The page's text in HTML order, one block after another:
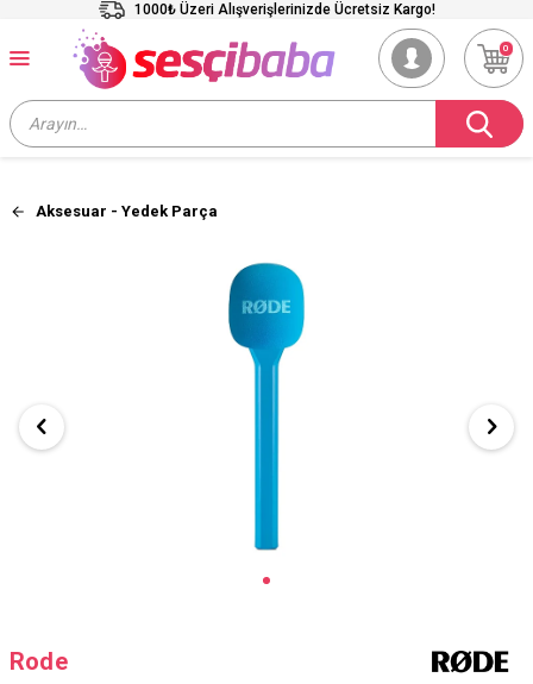
1000₺ Üzeri Alışverişlerinizde Ücretsiz Kargo!
0
Aksesuar - Yedek Parça
Rode